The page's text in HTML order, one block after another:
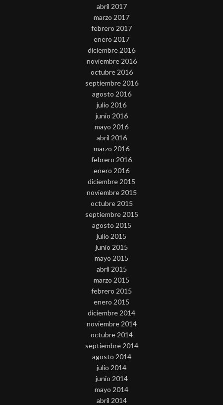
abril 2017
marzo 2017
febrero 2017
enero 2017
diciembre 2016
noviembre 2016
octubre 2016
septiembre 2016
agosto 2016
julio 2016
junio 2016
mayo 2016
abril 2016
marzo 2016
febrero 2016
enero 2016
diciembre 2015
noviembre 2015
octubre 2015
septiembre 2015
agosto 2015
julio 2015
junio 2015
mayo 2015
abril 2015
marzo 2015
febrero 2015
enero 2015
diciembre 2014
noviembre 2014
octubre 2014
septiembre 2014
agosto 2014
julio 2014
junio 2014
mayo 2014
abril 2014